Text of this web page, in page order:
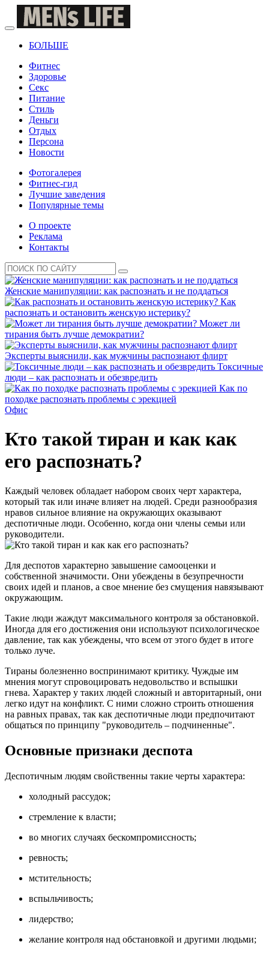
БОЛЬШЕ
Фитнес
Здоровье
Секс
Питание
Стиль
Деньги
Отдых
Персона
Новости
Фотогалерея
Фитнес-гид
Лучшие заведения
Популярные темы
О проекте
Реклама
Контакты
Женские манипуляции: как распознать и не поддаться
Как
распознать и остановить женскую истерику?
Может ли
тирания быть лучше демократии?
Эксперты выяснили, как мужчины распознают флирт
Токсичные
люди – как распознать и обезвредить
Как по
походке распознать проблемы с эрекцией
Офис
Кто такой тиран и как как
его распознать?
Каждый человек обладает набором своих черт характера,
который так или иначе влияет на людей. Среди разнообразия
нравов сильное влияние на окружающих оказывают
деспотичные люди. Особенно, когда они члены семьи или
руководители.
Для деспотов характерно завышение самооценки и
собственной значимости. Они убеждены в безупречности
своих идей и планов, а свое мнение без смущения навязывают
окружающим.
Такие люди жаждут максимального контроля за обстановкой.
Иногда для его достижения они используют психологическое
давление, так как убеждены, что всем от этого будет в итоге
только луче.
Тираны болезненно воспринимают критику. Чуждые им
мнения могут спровоцировать недовольство и вспышки
гнева. Характер у таких людей сложный и авторитарный, они
легко идут на конфликт. С ними сложно строить отношения
на равных правах, так как деспотичные люди предпочитают
общаться по принципу "руководитель ‒ подчиненные".
Основные признаки деспота
Деспотичным людям свойственны такие черты характера:
холодный рассудок;
стремление к власти;
во многих случаях бескомпромиссность;
ревность;
мстительность;
вспыльчивость;
лидерство;
желание контроля над обстановкой и другими людьми;